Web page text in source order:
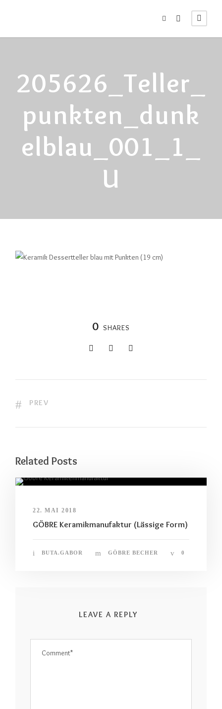
205626_Teller_
Punkten_dunk
Elblau_001_1_
U
0 SHARES
PREV
Related Posts
22. MAI 2018
GÖBRE Keramikmanufaktur (Lässige Form)
BUTA.GABOR GÖBRE BECHER 0
LEAVE A REPLY